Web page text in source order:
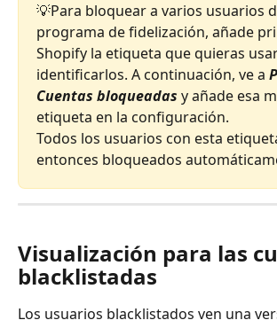
💡Para bloquear a varios usuarios
programa de fidelización, añade
Shopify la etiqueta que quieras
identificarlos. A continuación, ve a
Cuentas bloqueadas y añade esa
etiqueta en la configuración.
Todos los usuarios con esta
entonces bloqueados
Visualización para las
blacklistadas
Los usuarios blacklistados ven una